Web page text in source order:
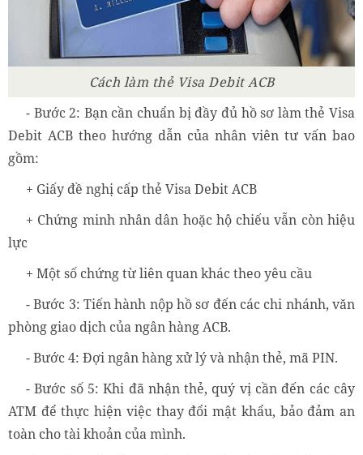
Cách làm thẻ Visa Debit ACB
- Bước 2: Bạn cần chuẩn bị đầy đủ hồ sơ làm thẻ Visa
Debit ACB theo hướng dẫn của nhân viên tư vấn bao
gồm:
+ Giấy đề nghị cấp thẻ Visa Debit ACB
+ Chứng minh nhân dân hoặc hộ chiếu vẫn còn hiệu
lực
+ Một số chứng từ liên quan khác theo yêu cầu
- Bước 3: Tiến hành nộp hồ sơ đến các chi nhánh, văn
phòng giao dịch của ngân hàng ACB.
- Bước 4: Đợi ngân hàng xử lý và nhận thẻ, mã PIN.
- Bước số 5: Khi đã nhận thẻ, quý vị cần đến các cây
ATM để thực hiện việc thay đổi mật khẩu, bảo đảm an
toàn cho tài khoản của mình.